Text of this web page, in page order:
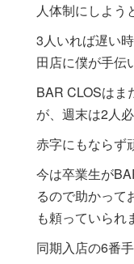
人体制にしよう
3人いれば遅い
田店に僕が手
BAR CLOSはま
が、週末は2人
赤字にもならず
今は卒業生が
るので助かって
も頼っていられ
同期入店の6番